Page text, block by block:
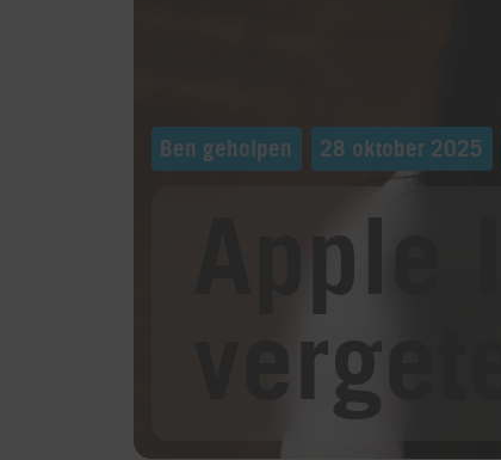
Ben geholpen 28 oktober 2025